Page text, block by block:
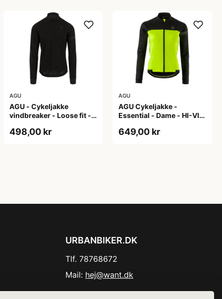
AGU
AGU - Cykeljakke
vindbreaker - Loose fit -
498,00 kr
AGU
AGU Cykeljakke -
Essential - Dame - HI-VIS
649,00 kr
URBANBIKER.DK
Tlf. 78768672
Mail: hej@want.dk